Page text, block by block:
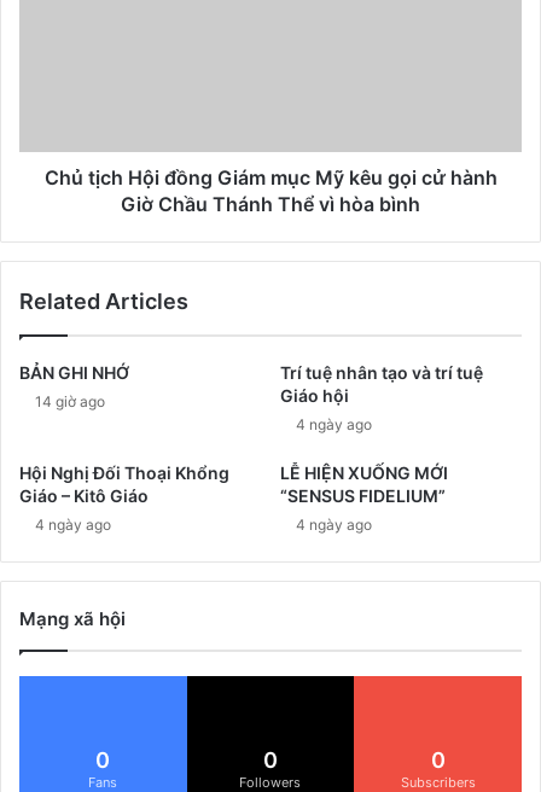
Chủ tịch Hội đồng Giám mục Mỹ kêu gọi cử hành
Giờ Chầu Thánh Thể vì hòa bình
Related Articles
BẢN GHI NHỚ
14 giờ ago
Trí tuệ nhân tạo và trí tuệ
Giáo hội
4 ngày ago
Hội Nghị Đối Thoại Khổng
Giáo – Kitô Giáo
4 ngày ago
LỄ HIỆN XUỐNG MỚI
“SENSUS FIDELIUM”
4 ngày ago
Mạng xã hội
0
Fans
0
Followers
0
Subscribers